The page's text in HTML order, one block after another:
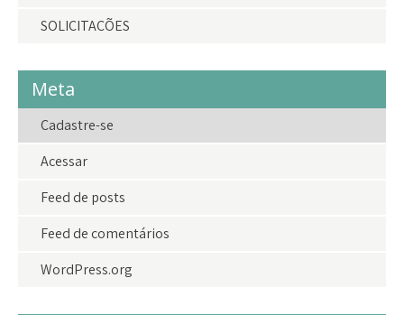
SOLICITAÇÕES
Meta
Cadastre-se
Acessar
Feed de posts
Feed de comentários
WordPress.org